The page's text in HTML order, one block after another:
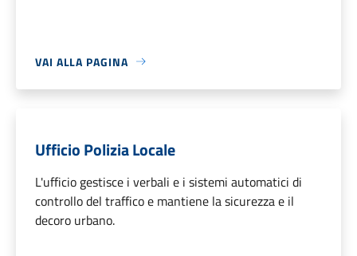
VAI ALLA PAGINA
Ufficio Polizia Locale
L'ufficio gestisce i verbali e i sistemi automatici di
controllo del traffico e mantiene la sicurezza e il
decoro urbano.